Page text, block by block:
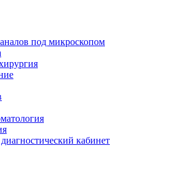
под микроскопом
кабинет